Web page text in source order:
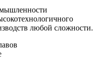
любой сложности.